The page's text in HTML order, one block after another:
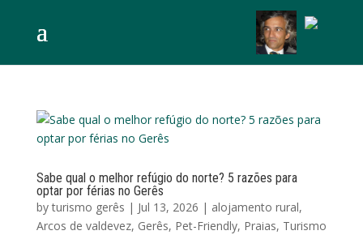
Sabe qual o melhor refúgio do norte? 5 razões para
optar por férias no Gerês
byturismo gerês | Jul 13, 2026 | alojamento rural,
Arcos de valdevez, Gerês, Pet-Friendly, Praias, Turismo